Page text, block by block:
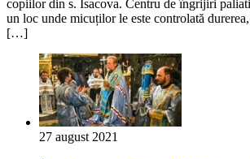
copiilor din s. Isacova. Centru de îngrijiri
un loc unde micuților le este controlată
[…]
27 august 2021